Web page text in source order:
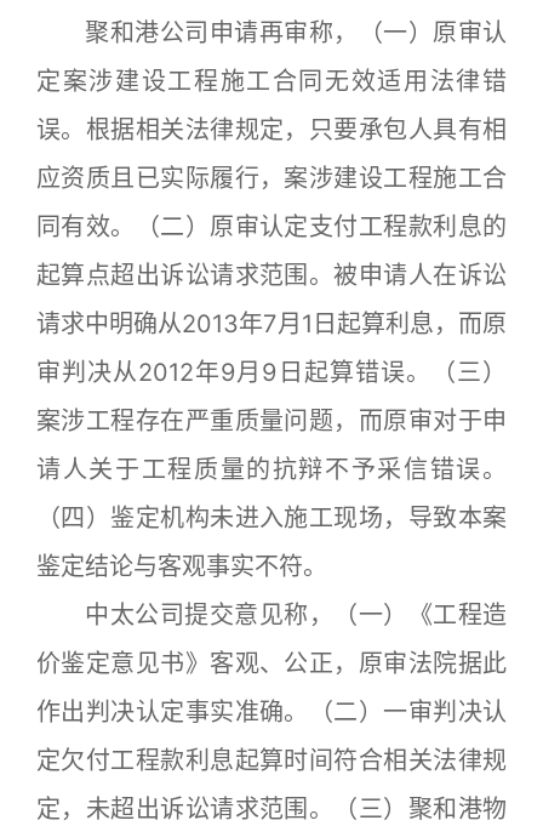
聚和港公司申请再审称，（一）原审认
定案涉建设工程施工合同无效适用法律错
误。根据相关法律规定，只要承包人具有相
应资质且已实际履行，案涉建设工程施工合
同有效。（二）原审认定支付工程款利息的
起算点超出诉讼请求范围。被申请人在诉讼
请求中明确从2013年7月1日起算利息，而原
审判决从2012年9月9日起算错误。（三）
案涉工程存在严重质量问题，而原审对于申
请人关于工程质量的抗辩不予采信错误。
（四）鉴定机构未进入施工现场，导致本案
鉴定结论与客观事实不符。
中太公司提交意见称，（一）《工程造
价鉴定意见书》客观、公正，原审法院据此
作出判决认定事实准确。（二）一审判决认
定欠付工程款利息起算时间符合相关法律规
定，未超出诉讼请求范围。（三）聚和港物